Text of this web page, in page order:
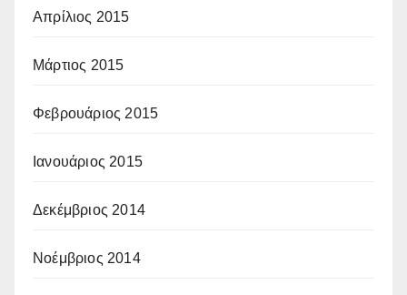
Απρίλιος 2015
Μάρτιος 2015
Φεβρουάριος 2015
Ιανουάριος 2015
Δεκέμβριος 2014
Νοέμβριος 2014